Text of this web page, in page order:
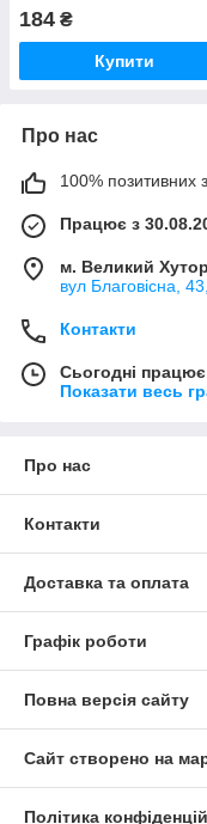
184 ₴
Купити
Про нас
100% позитивних з
Працює з
м. Великий Хутор
вул Благовісна,
Контакти
Сьогодні
Показати весь
Про нас
Контакти
Доставка та оплата
Графік роботи
Повна версія сайту
Сайт створено на
Політика